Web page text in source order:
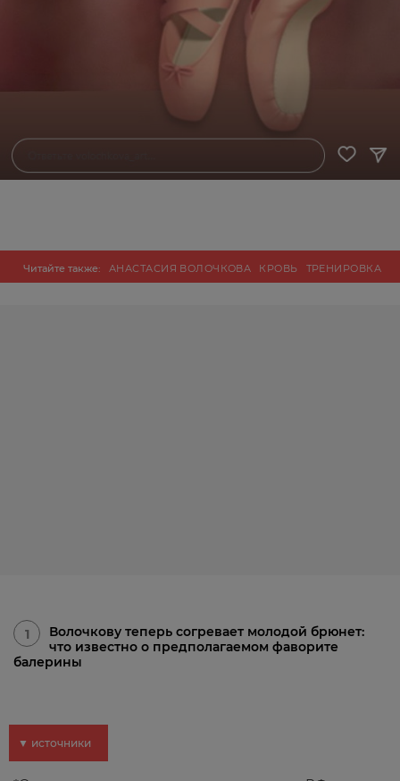
Читайте также: АНАСТАСИЯ ВОЛОЧКОВА КРОВЬ ТРЕНИРОВКА
1
Волочкову теперь согревает молодой брюнет:
что известно о предполагаемом фаворите
балерины
▼ источники